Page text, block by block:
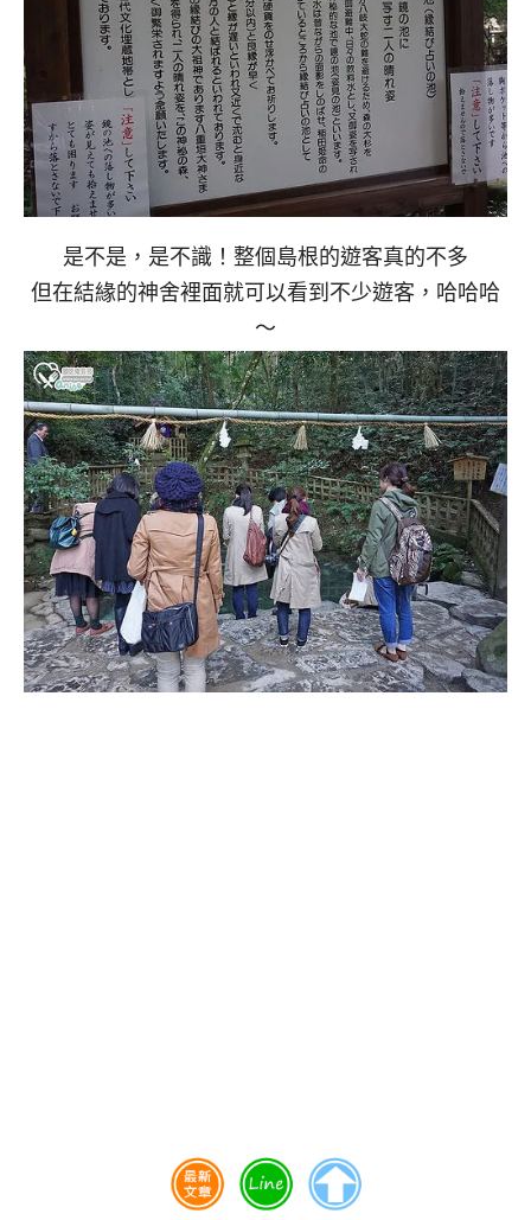
是不是，是不識！整個島根的遊客真的不多
但在結緣的神舍裡面就可以看到不少遊客，哈哈哈
～